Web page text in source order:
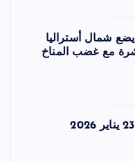
يضع شمال أستراليا
مع غضب المناخ